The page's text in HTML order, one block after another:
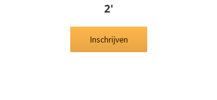
2'
Inschrijven